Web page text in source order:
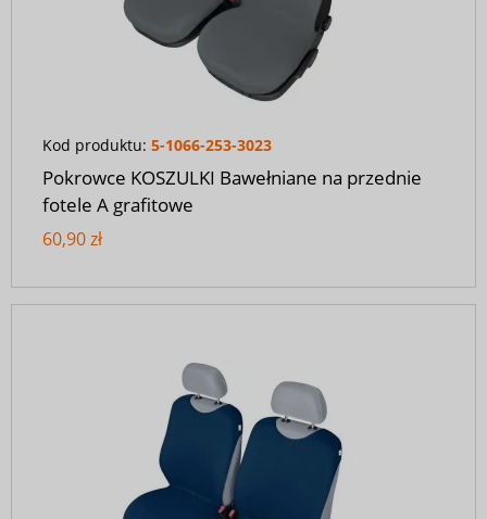
Kod produktu: 5-1066-253-3023
Pokrowce KOSZULKI Bawełniane na przednie
fotele A grafitowe
60,90 zł